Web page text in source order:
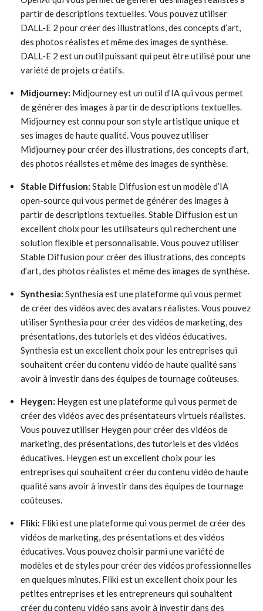
partir de descriptions textuelles. Vous pouvez utiliser
DALL-E 2 pour créer des illustrations, des concepts d’art,
des photos réalistes et même des images de synthèse.
DALL-E 2 est un outil puissant qui peut être utilisé pour une
variété de projets créatifs.
Midjourney: Midjourney est un outil d’IA qui vous permet
de générer des images à partir de descriptions textuelles.
Midjourney est connu pour son style artistique unique et
ses images de haute qualité. Vous pouvez utiliser
Midjourney pour créer des illustrations, des concepts d’art,
des photos réalistes et même des images de synthèse.
Stable Diffusion: Stable Diffusion est un modèle d’IA
open-source qui vous permet de générer des images à
partir de descriptions textuelles. Stable Diffusion est un
excellent choix pour les utilisateurs qui recherchent une
solution flexible et personnalisable. Vous pouvez utiliser
Stable Diffusion pour créer des illustrations, des concepts
d’art, des photos réalistes et même des images de synthèse.
Synthesia: Synthesia est une plateforme qui vous permet
de créer des vidéos avec des avatars réalistes. Vous pouvez
utiliser Synthesia pour créer des vidéos de marketing, des
présentations, des tutoriels et des vidéos éducatives.
Synthesia est un excellent choix pour les entreprises qui
souhaitent créer du contenu vidéo de haute qualité sans
avoir à investir dans des équipes de tournage coûteuses.
Heygen: Heygen est une plateforme qui vous permet de
créer des vidéos avec des présentateurs virtuels réalistes.
Vous pouvez utiliser Heygen pour créer des vidéos de
marketing, des présentations, des tutoriels et des vidéos
éducatives. Heygen est un excellent choix pour les
entreprises qui souhaitent créer du contenu vidéo de haute
qualité sans avoir à investir dans des équipes de tournage
coûteuses.
Fliki: Fliki est une plateforme qui vous permet de créer des
vidéos de marketing, des présentations et des vidéos
éducatives. Vous pouvez choisir parmi une variété de
modèles et de styles pour créer des vidéos professionnelles
en quelques minutes. Fliki est un excellent choix pour les
petites entreprises et les entrepreneurs qui souhaitent
créer du contenu vidéo sans avoir à investir dans des